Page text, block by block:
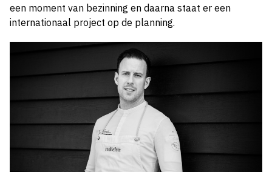
een moment van bezinning en daarna staat er een
internationaal project op de planning.